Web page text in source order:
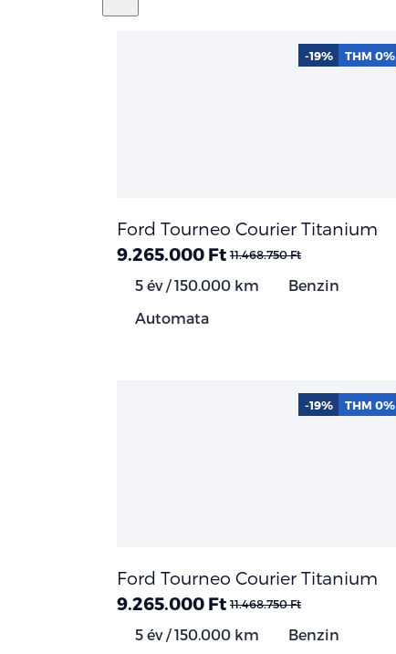
Ford Tourneo Courier Titanium
9.265.000 Ft 11.468.750 Ft
5 év / 150.000 km
Benzin
Automata
-19% THM 0%
Ford Tourneo Courier Titanium
9.265.000 Ft 11.468.750 Ft
5 év / 150.000 km
Benzin
-19% THM 0%